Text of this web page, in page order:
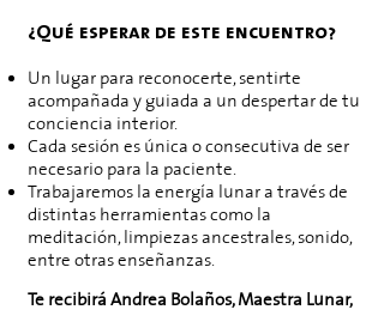
¿Qué esperar de este encuentro?
Un lugar para reconocerte, sentirte
acompañada y guiada a un despertar de tu
conciencia interior.
Cada sesión es única o consecutiva de ser
necesario para la paciente.
Trabajaremos la energía lunar a través de
distintas herramientas como la
meditación, limpiezas ancestrales, sonido,
entre otras enseñanzas.
Te recibirá Andrea Bolaños,Maestra Lunar,